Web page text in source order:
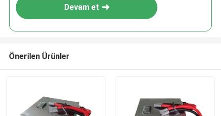
Devam et
Önerilen Ürünler